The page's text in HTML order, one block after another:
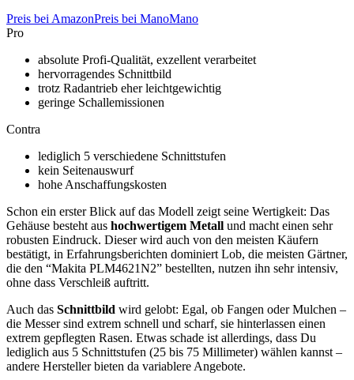
Preis bei AmazonPreis bei ManoMano
Pro
absolute Profi-Qualität, exzellent verarbeitet
hervorragendes Schnittbild
trotz Radantrieb eher leichtgewichtig
geringe Schallemissionen
Contra
lediglich 5 verschiedene Schnittstufen
kein Seitenauswurf
hohe Anschaffungskosten
Schon ein erster Blick auf das Modell zeigt seine Wertigkeit: Das
Gehäuse besteht aus hochwertigem Metall und macht einen sehr
robusten Eindruck. Dieser wird auch von den meisten Käufern
bestätigt, in Erfahrungsberichten dominiert Lob, die meisten Gärtner,
die den “Makita PLM4621N2” bestellten, nutzen ihn sehr intensiv,
ohne dass Verschleiß auftritt.
Auch das Schnittbild wird gelobt: Egal, ob Fangen oder Mulchen –
die Messer sind extrem schnell und scharf, sie hinterlassen einen
extrem gepflegten Rasen. Etwas schade ist allerdings, dass Du
lediglich aus 5 Schnittstufen (25 bis 75 Millimeter) wählen kannst –
andere Hersteller bieten da variablere Angebote.